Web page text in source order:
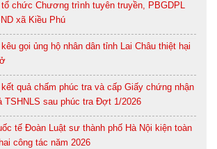
chức Chương trình tuyên truyền, PBGDPL
xã Kiều Phú
gọi ủng hộ nhân dân tỉnh Lai Châu thiệt hại
quả chấm phúc tra và cấp Giấy chứng nhận
TSHNLS sau phúc tra Đợt 1/2026
tế Đoàn Luật sư thành phố Hà Nội kiện toàn
công tác năm 2026